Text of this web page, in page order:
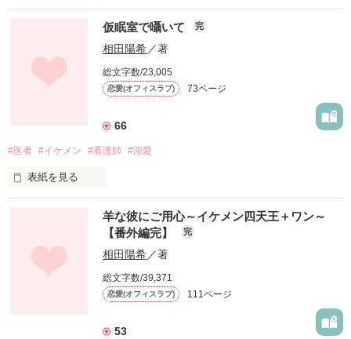
＊＊【不機嫌な彼と恋のマジックドライビング】の明莉と蓮司
の会社の先輩"片瀬さん"のお話です。
作品を読む
「うざいから俺のまわりをチョロチョロするな｣
優しかったはずなのに、近づけば近づくほど不機嫌な彼の顔し
か見れなくて…。
＊＊＊
「危なっかしくてほっとけねぇ…｣
「 俺の隣に黙ってひっついてろ｣
いつしか不機嫌な彼は、二人になると私をいつも甘やかしはじ
め、私のドキドキがとまらない…。
作品を読む
「俺のこと待っていてほしい。
戻ってきたら結婚しよう」
海外転勤でアメリカに旅立つ前に送られた指輪を大事に身に付
け、黙って待ち続けて三年。
長谷川あすか28歳
×
ミスボコーポレーション第一営業部課長
「とっととそんな指輪はずしちまえ！」
傷心の私につけこんで、ぐいぐい迫ってきたのは三年前に転勤
仮眠室で囁いて 完
相田陽希／著
総文字数/23,005
恋愛(オフィスラブ) 73ページ
66
#医者 #イケメン #看護師 #溺愛
表紙を見る
高橋麻美(28歳)
K大学病院脳外科医師
服部隼人(32歳)
女性スタッフの間に広まる噂話にこっそり入りこんで口にした
羊な彼にご用心～イケメン四天王＋ワン～
【番外編完】
完
相田陽希／著
総文字数/39,371
恋愛(オフィスラブ) 111ページ
53